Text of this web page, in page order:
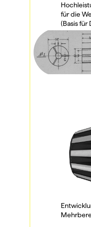
für die
(Basis für